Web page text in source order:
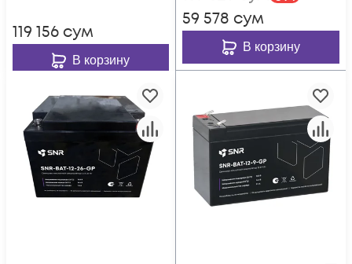
119 156 сум
В корзину
59 578 сум
В корзину